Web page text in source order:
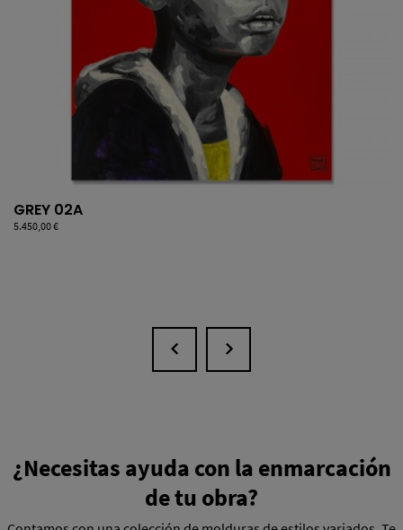
GREY 02A
Precio
5.450,00 €
¿Necesitas ayuda con la enmarcación
de tu obra?